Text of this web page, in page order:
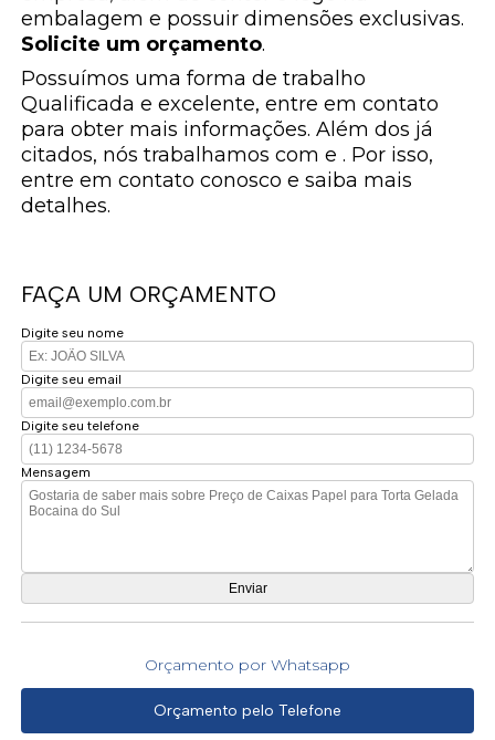
embalagem e possuir dimensões exclusivas.
Solicite um orçamento.
Possuímos uma forma de trabalho
Qualificada e excelente, entre em contato
para obter mais informações. Além dos já
citados, nós trabalhamos com e . Por isso,
entre em contato conosco e saiba mais
detalhes.
FAÇA UM ORÇAMENTO
Digite seu nome
Digite seu email
Digite seu telefone
Mensagem
Orçamento por Whatsapp
Orçamento pelo Telefone